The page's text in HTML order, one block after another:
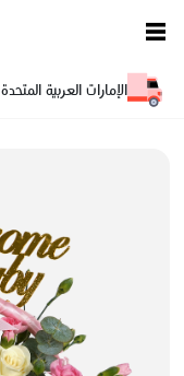
الإمارات العربية المتحدة